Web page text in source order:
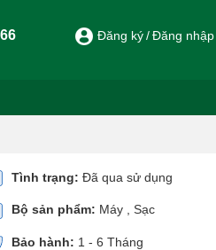
Đăng ký Đăng nhập
Tình trạng: Đã qua sử dụng
Bộ sản phẩm: Máy , Sạc
Bảo hành: 1 - 6 Tháng